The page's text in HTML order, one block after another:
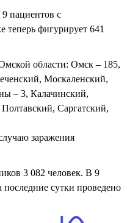
9 пациентов с
теперь фигурирует 641
области: Омск – 185,
Москаленский,
– 3, Калачинский,
Саргатский,
заражения
3 082 человек. В 9
сутки проведено